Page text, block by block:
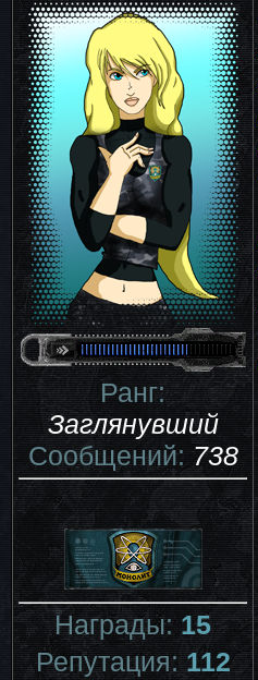
Ранг:
Заглянувший
Сообщений:738
Награды:15
Репутация:112